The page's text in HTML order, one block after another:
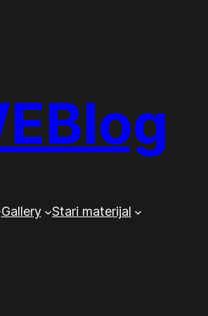
Gallery Stari materijal